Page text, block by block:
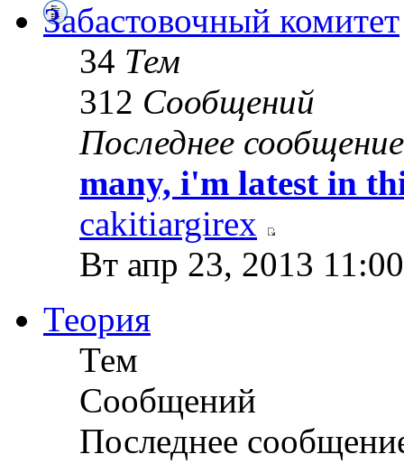
Забастовочный комитет
34 Тем
312 Сообщений
Последнее сообщение
many, i'm latest in
cakitiargirex
Вт апр 23, 2013
Теория
Тем
Сообщений
Последнее